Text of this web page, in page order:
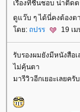
เรื่องที่ชื่นชอบ น่าติด
ดูแว๊บ ๆ ได้นี่คงต้องต
ดย: ถปรร 19 เ
รับรองผมยังมีหนังสือ
ไม่คุ้นตา
มารีวิวอีกเยอะเลยครั